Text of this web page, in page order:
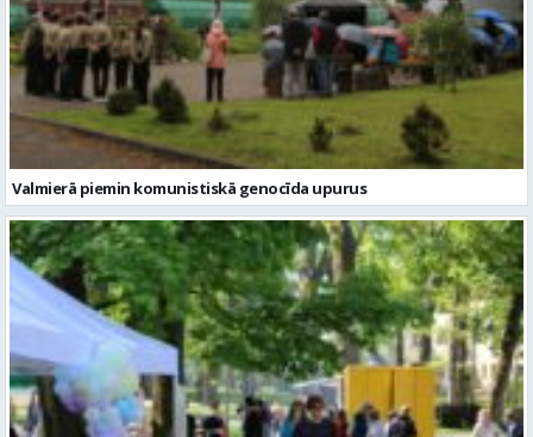
Valmierā piemin komunistiskā genocīda upurus